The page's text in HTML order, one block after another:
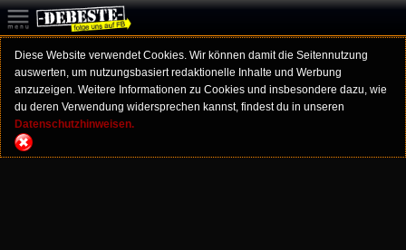
Diese Website verwendet Cookies. Wir können damit die Seitennutzung
auswerten, um nutzungsbasiert redaktionelle Inhalte und Werbung
anzuzeigen. Weitere Informationen zu Cookies und insbesondere dazu, wie
du deren Verwendung widersprechen kannst, findest du in unseren
Datenschutzhinweisen.